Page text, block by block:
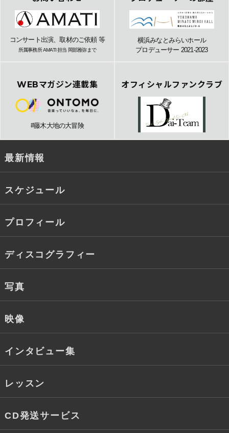
コンサート出演、取材のご依頼 等
所属事務所 AMATI 担当 岡部雅弥まで
横浜みなとみらいホール
プロデューサー 2021-2023
WEBマガジン連載集
#藤木大地の大冒険
オフィシャルファンクラブ
最新情報
スケジュール
プロフィール
ディスコグラフィー
写真
映像
インタビュー集
レッスン
CD発送サービス